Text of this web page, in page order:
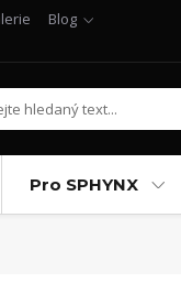
Blog
Pro SPHYNX